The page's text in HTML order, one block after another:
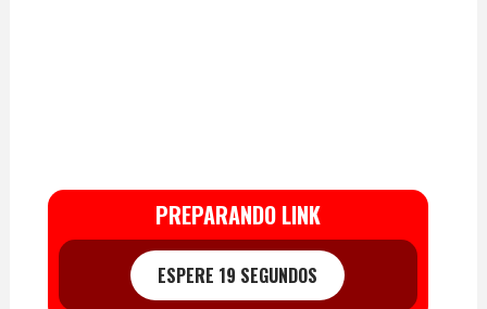
PREPARANDO LINK
ESPERE 18 SEGUNDOS